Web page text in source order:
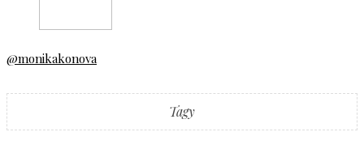
@monikakonova
Tagy